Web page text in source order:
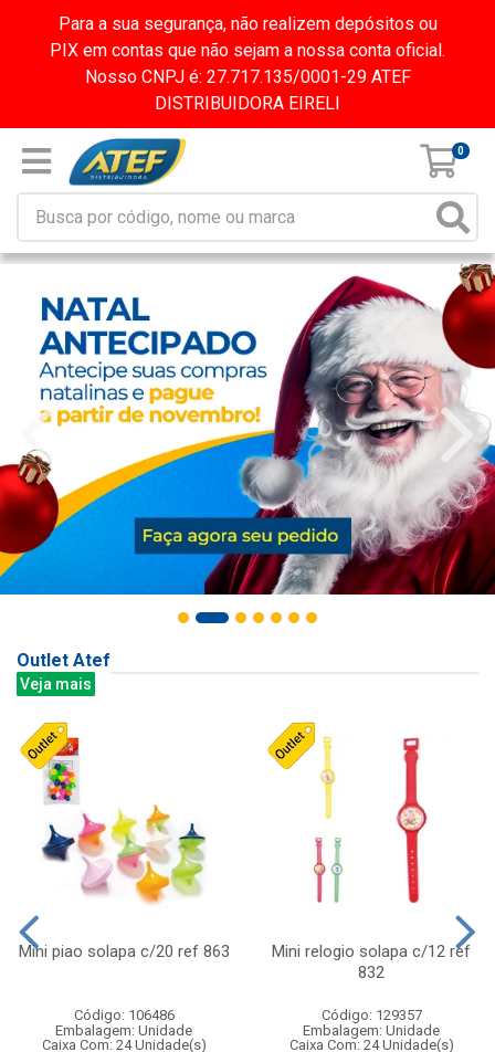
Para a sua segurança, não realizem depósitos ou
PIX em contas que não sejam a nossa conta oficial.
Nosso CNPJ é: 27.717.135/0001-29 ATEF
DISTRIBUIDORA EIRELI
0
Outlet Atef
Veja mais
Mini piao solapa c/20 ref 863
Código: 106486
Embalagem: Unidade
Caixa Com: 24 Unidade(s)
Mini relogio solapa c/12 ref
832
Código: 129357
Embalagem: Unidade
Caixa Com: 24 Unidade(s)